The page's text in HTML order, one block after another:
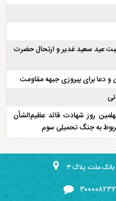
عید سعید غدیر و ارتحال حضرت
و دعا برای پیروزی جبهه مقاومت
روز شهادت قائد عظیم‌الشأن
به جنگ تحمیلی سوم
ملت، پلاک ۳
۳۰۰۰۰۸۲۳۲